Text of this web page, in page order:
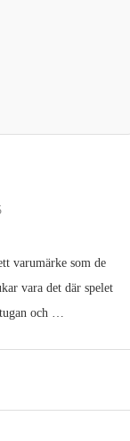
varumärke som de
vara det där spelet
och …